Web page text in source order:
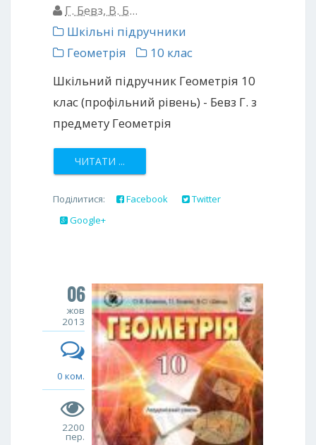
Г. Бевз, В. Б...
Шкільні підручники
Геометрія
10 клас
Шкільний підручник Геометрія 10
клас (профільний рівень) - Бевз Г. з
предмету Геометрія
ЧИТАТИ ...
Поділитися: Facebook
Twitter
Google+
06
жов
2013
0 ком.
2200
пер.